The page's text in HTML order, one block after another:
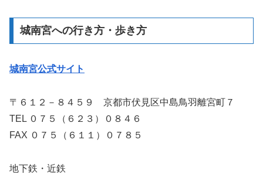
城南宮への行き方・歩き方
城南宮公式サイト
〒６１２－８４５９ 京都市伏見区中島鳥羽離宮町７
TEL ０７５（６２３）０８４６
FAX ０７５（６１１）０７８５
地下鉄・近鉄